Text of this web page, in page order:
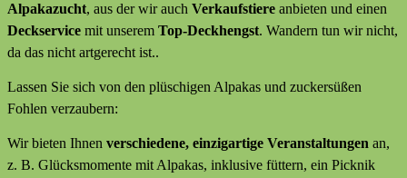
Alpakazucht, aus der wir auch Verkaufstiere anbieten und einen
Deckservice mit unserem Top-Deckhengst. Wandern tun wir nicht,
da das nicht artgerecht ist..
Lassen Sie sich von den plüschigen Alpakas und zuckersüßen
Fohlen verzaubern:
Wir bieten Ihnen verschiedene, einzigartige Veranstaltungen an,
z. B. Glücksmomente mit Alpakas, inklusive füttern, ein Picknik